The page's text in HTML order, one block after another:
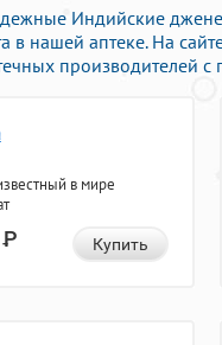
Индийские
в нашей аптеке. На
производителей с
в мире
Р Купить